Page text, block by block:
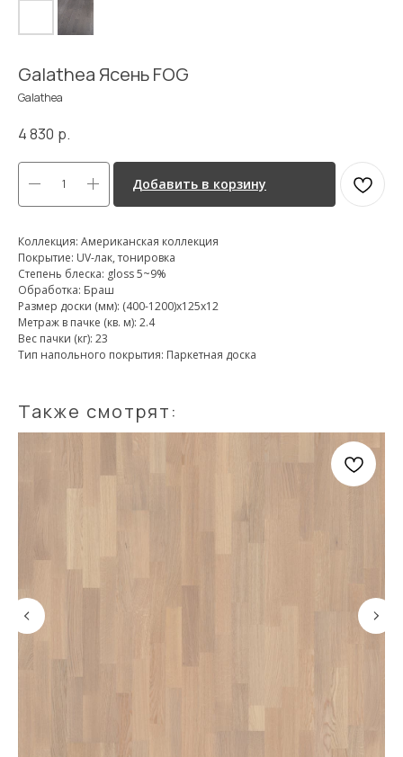
Galathea Ясень FOG
Galathea
4 830 р.
Добавить в корзину
Коллекция: Американская коллекция
Покрытие: UV-лак, тонировка
Степень блеска: gloss 5~9%
Обработка: Браш
Размер доски (мм): (400-1200)х125х12
Метраж в пачке (кв. м): 2.4
Вес пачки (кг): 23
Тип напольного покрытия: Паркетная доска
Также смотрят: